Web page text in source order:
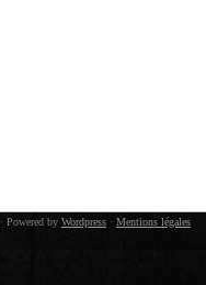
· Powered by Wordpress · Mentions légales